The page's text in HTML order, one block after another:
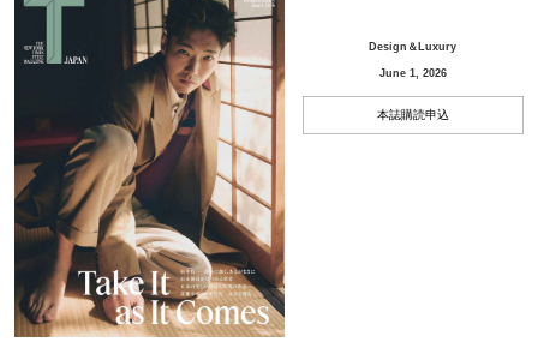
Design＆Luxury
June 1, 2026
本誌購読申込